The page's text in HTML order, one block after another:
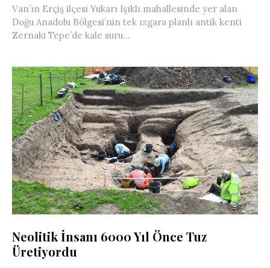
Van’ın Erçiş ilçesi Yukarı Işıklı mahallesinde yer alan
Doğu Anadolu Bölgesi’nin tek ızgara planlı antik kenti
Zernaki Tepe’de kale suru...
Neolitik İnsanı 6000 Yıl Önce Tuz
Üretiyordu